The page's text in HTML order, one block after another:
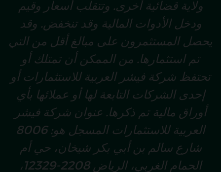
ولاية قضائية أخرى. وتتقلب أسعار وقيم
ودخل الأدوات المالية وقد تنخفض. وقد
يحصل المستثمرون على مبالغ أقل من التي
تم استثمارها. من الممكن أن تمتلك أو
تحتفظ شركة فيشر العربية للاستثمارات أو
إحدى الشركات التابعة لها أو عملائها بأي
أوراق مالية تم ذكرها. عنوان شركة فيشر
العربية للاستثمارات المسجل هو: 8006
شارع سالم بن أبي بكر شيخان، حي أم
الحمام الغربي، الرياض 2208-12329،